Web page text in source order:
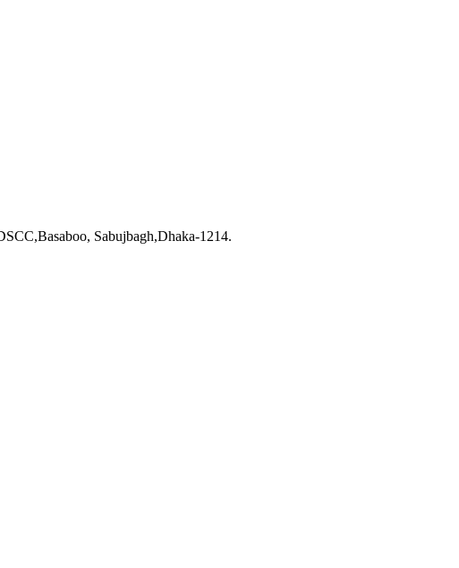
Sabujbagh,Dhaka-1214.